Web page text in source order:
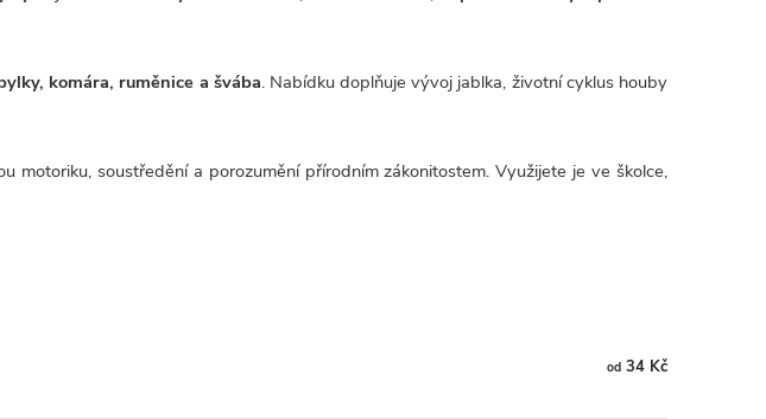
komára, ruměnice a švába. Nabídku doplňuje vývoj jablka, životní cyklus houby
motoriku, soustředění a porozumění přírodním zákonitostem. Využijete je ve školce,
od 34 Kč